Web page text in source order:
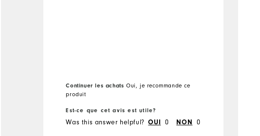
Continuer les achats Oui, je recommande ce
produit
Est-ce que cet avis est utile?
Was this answer helpful? OUI 0 NON 0